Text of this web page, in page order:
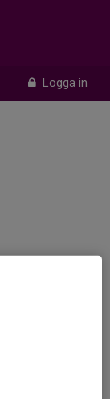
Logga in